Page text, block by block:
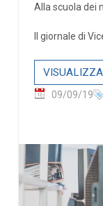
Alla scuola dei
Il giornale di
09/09/19